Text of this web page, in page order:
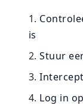
is
Stuur
Log in